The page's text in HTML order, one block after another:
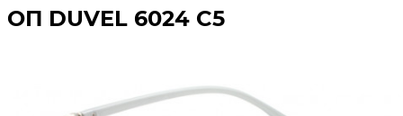
ОП DUVEL 6024 C5